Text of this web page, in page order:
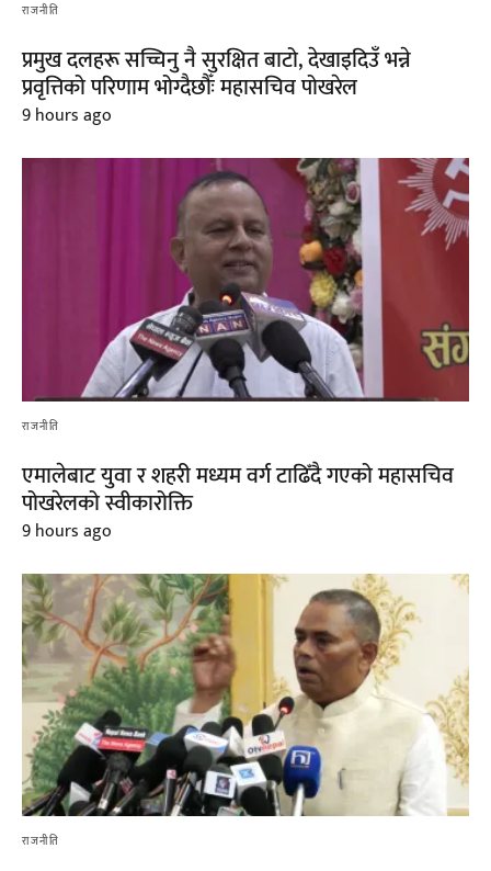
राजनीति
प्रमुख दलहरू सच्चिनु नै सुरक्षित बाटो, देखाइदिउँ भन्ने
प्रवृत्तिको परिणाम भोग्दैछौँः महासचिव पोखरेल
9 hours ago
राजनीति
एमालेबाट युवा र शहरी मध्यम वर्ग टाढिँदै गएको महासचिव
पोखरेलको स्वीकारोक्ति
9 hours ago
राजनीति